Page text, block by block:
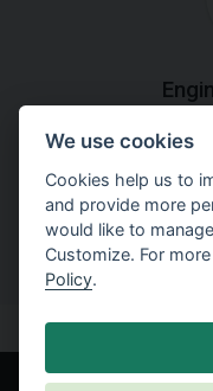
Step
to
We use cookies
Cookies help us to
and provide more
would like to
Customize. For
Policy.